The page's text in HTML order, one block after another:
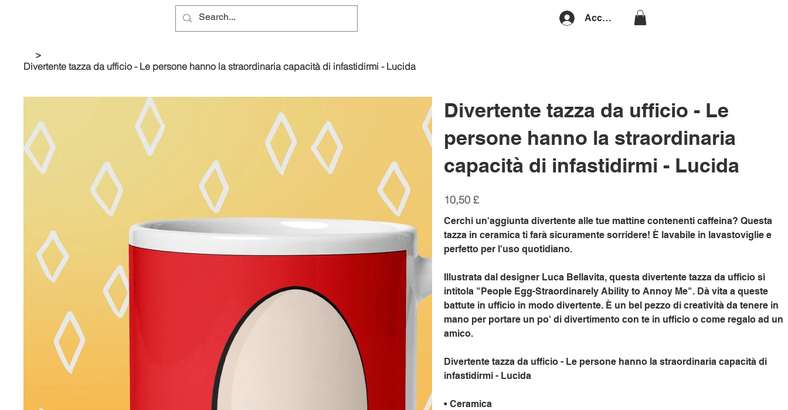
Accedi
>
Divertente tazza da ufficio - Le persone hanno la straordinaria capacità di infastidirmi - Lucida
Divertente tazza da ufficio - Le
persone hanno la straordinaria
capacità di infastidirmi - Lucida
Prezzo
10,50 £
Cerchi un'aggiunta divertente alle tue mattine contenenti caffeina? Questa
tazza in ceramica ti farà sicuramente sorridere! È lavabile in lavastoviglie e
perfetto per l'uso quotidiano.
Illustrata dal designer Luca Bellavita, questa divertente tazza da ufficio si
intitola "People Egg-Straordinarely Ability to Annoy Me". Dà vita a queste
battute in ufficio in modo divertente. È un bel pezzo di creatività da tenere in
mano per portare un po' di divertimento con te in ufficio o come regalo ad un
amico.
Divertente tazza da ufficio - Le persone hanno la straordinaria capacità di
infastidirmi - Lucida
• Ceramica